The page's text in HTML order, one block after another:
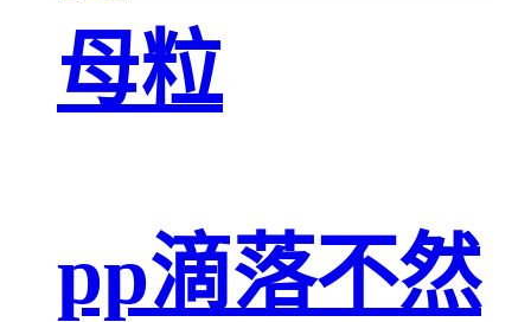
母粒
pp滴落不然